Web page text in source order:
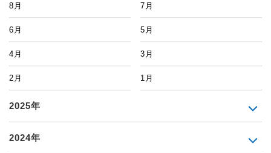
8月 7月
6月 5月
4月 3月
2月 1月
2025年
2024年